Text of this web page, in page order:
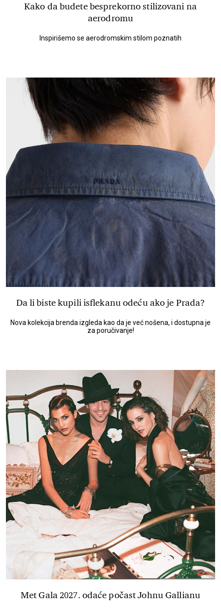
Kako da budete besprekorno stilizovani na
aerodromu
Inspirišemo se aerodromskim stilom poznatih
Da li biste kupili isflekanu odeću ako je Prada?
Nova kolekcija brenda izgleda kao da je već nošena, i dostupna je
za poručivanje!
Met Gala 2027. odaće počast Johnu Gallianu